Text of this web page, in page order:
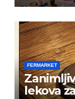
FERMARKET
lekova